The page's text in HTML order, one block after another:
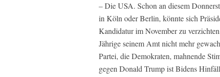
– Die USA. Schon an diesem
in Köln oder Berlin, könnte sich
Kandidatur im November zu
Jährige seinem Amt nicht mehr
Partei, die Demokraten, mahnende
gegen Donald Trump ist Bidens